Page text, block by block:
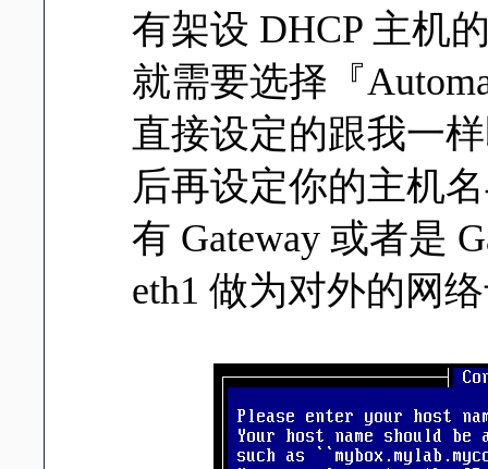
有架设 DHCP 主机
就需要选择『
直接设定的跟我一
后再设定你的主机
有 Gateway 或者是
eth1 做为对外的网